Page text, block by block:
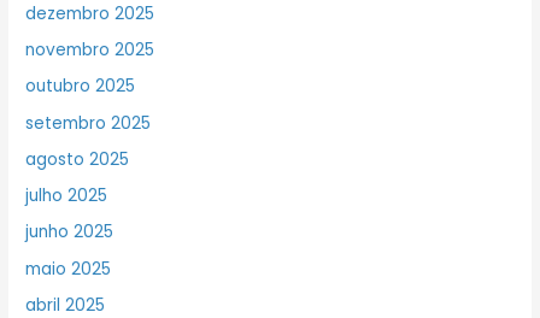
dezembro 2025
novembro 2025
outubro 2025
setembro 2025
agosto 2025
julho 2025
junho 2025
maio 2025
abril 2025